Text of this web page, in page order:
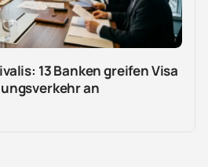
13 Banken greifen Visa
an